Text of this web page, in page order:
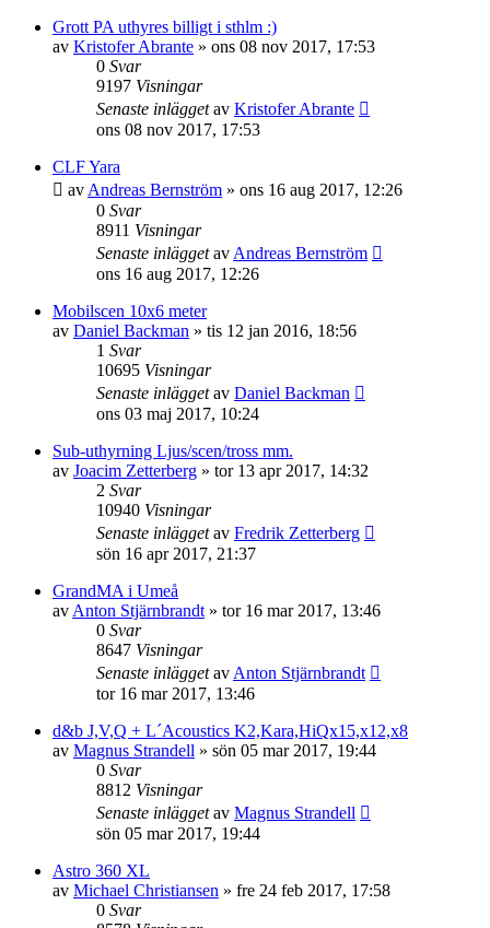
Grott PA uthyres billigt i sthlm :)
av Kristofer Abrante » ons 08 nov 2017, 17:53
0 Svar
9197 Visningar
Senaste inläggetav Kristofer Abrante
ons 08 nov 2017, 17:53
CLF Yara
av Andreas Bernström » ons 16 aug 2017, 12:26
0 Svar
8911 Visningar
Senaste inläggetav Andreas Bernström
ons 16 aug 2017, 12:26
Mobilscen 10x6 meter
av Daniel Backman » tis 12 jan 2016, 18:56
1 Svar
10695 Visningar
Senaste inläggetav Daniel Backman
ons 03 maj 2017, 10:24
Sub-uthyrning Ljus/scen/tross mm.
av Joacim Zetterberg » tor 13 apr 2017, 14:32
2 Svar
10940 Visningar
Senaste inläggetav Fredrik Zetterberg
sön 16 apr 2017, 21:37
GrandMA i Umeå
av Anton Stjärnbrandt » tor 16 mar 2017, 13:46
0 Svar
8647 Visningar
Senaste inläggetav Anton Stjärnbrandt
tor 16 mar 2017, 13:46
d&b J,V,Q + L´Acoustics K2,Kara,HiQx15,x12,x8
av Magnus Strandell » sön 05 mar 2017, 19:44
0 Svar
8812 Visningar
Senaste inläggetav Magnus Strandell
sön 05 mar 2017, 19:44
Astro 360 XL
av Michael Christiansen » fre 24 feb 2017, 17:58
0 Svar